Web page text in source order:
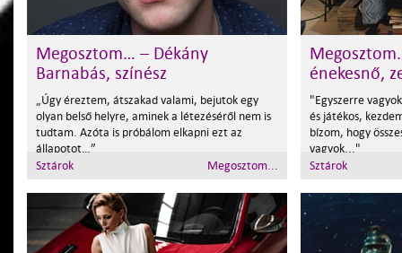
Megosztom… – Dékány
Barnabás, színész
„Úgy éreztem, átszakad valami, bejutok egy
olyan belső helyre, aminek a létezéséről nem is
tudtam. Azóta is próbálom elkapni ezt az
állapotot…”
Sztárok
Megosztom...
énekesnő,
"Egyszerre
és játékos,
bízom, hogy
vagyok..."
Sztárok